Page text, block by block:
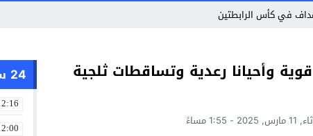
في كأس الرابطتين
وأحيانا رعدية وتساقطات ثلجية
- 1:55 مساءً
24 ساعة